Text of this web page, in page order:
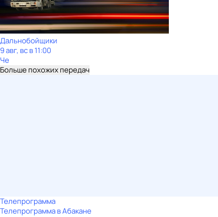
Дальнобойщики
9 авг, вс в 11:00
Че
Больше похожих передач
Телепрограмма
Телепрограмма в Абакане